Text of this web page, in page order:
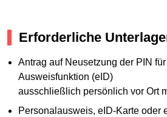
Erforderliche
Antrag auf Neusetzung der PIN
Ausweisfunktion (eID)
ausschließlich persönlich vor Ort
Personalausweis, eID-Karte oder